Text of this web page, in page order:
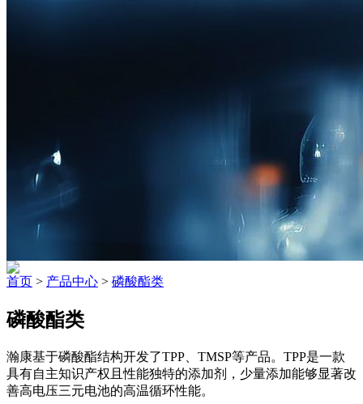
首页 > 产品中心 > 磷酸酯类
磷酸酯类
瀚康基于磷酸酯结构开发了TPP、TMSP等产品。TPP是一款
具有自主知识产权且性能独特的添加剂，少量添加能够显著改
善高电压三元电池的高温循环性能。